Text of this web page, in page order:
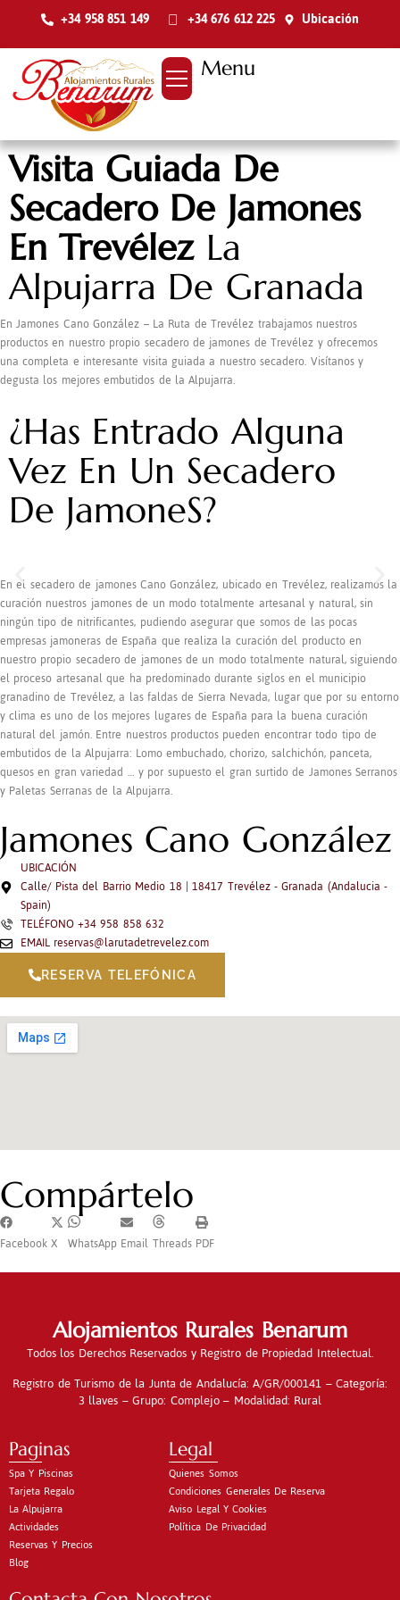
+34 958 851 149 +34 676 612 225 Ubicación
Menu
Visita Guiada De
Secadero De Jamones
En TrevélezLa
Alpujarra De Granada
En Jamones Cano González – La Ruta de Trevélez trabajamos nuestros
productos en nuestro propio secadero de jamones de Trevélez y ofrecemos
una completa e interesante visita guiada a nuestro secadero. Visítanos y
degusta los mejores embutidos de la Alpujarra.
¿Has Entrado Alguna
Vez En Un Secadero
De JamoneS?​
En el secadero de jamones Cano González, ubicado en Trevélez, realizamos la
curación nuestros jamones de un modo totalmente artesanal y natural, sin
ningún tipo de nitrificantes, pudiendo asegurar que somos de las pocas
empresas jamoneras de España que realiza la curación del producto en
nuestro propio secadero de jamones de un modo totalmente natural, siguiendo
el proceso artesanal que ha predominado durante siglos en el municipio
granadino de Trevélez, a las faldas de Sierra Nevada, lugar que por su entorno
y clima es uno de los mejores lugares de España para la buena curación
natural del jamón. Entre nuestros productos pueden encontrar todo tipo de
embutidos de la Alpujarra: Lomo embuchado, chorizo, salchichón, panceta,
quesos en gran variedad … y por supuesto el gran surtido de Jamones Serranos
y Paletas Serranas de la Alpujarra.
Jamones Cano González
UBICACIÓN
Calle/ Pista del Barrio Medio 18 | 18417 Trevélez - Granada (Andalucia -
Spain)
TELÉFONO+34 958 858 632
EMAILreservas@larutadetrevelez.com
RESERVA TELEFÓNICA
Compártelo
FacebookX WhatsApp Email Threads PDF
Alojamientos Rurales Benarum
Todos los Derechos Reservados y Registro de Propiedad Intelectual.
Registro de Turismo de la Junta de Andalucía: A/GR/000141 – Categoría:
3 llaves – Grupo: Complejo – Modalidad: Rural
Paginas
Spa Y Piscinas
Tarjeta Regalo
La Alpujarra
Actividades
Reservas Y Precios
Blog
Legal
Quienes Somos
Condiciones Generales De Reserva
Aviso Legal Y Cookies
Política De Privacidad